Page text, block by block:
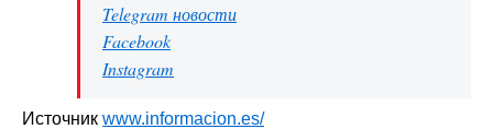
Telegram новости
Facebook
Instagram
Источник www.informacion.es/